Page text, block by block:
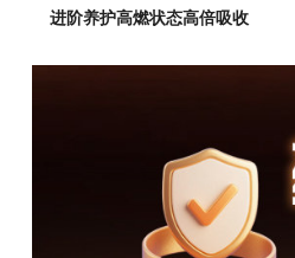
进阶养护高燃状态高倍吸收